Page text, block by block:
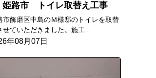
姫路市 トイレ取替え工事
市飾磨区中島のＭ様邸のトイレを取替
せていただきました。施工...
年08月07日